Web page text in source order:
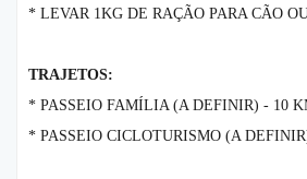
* LEVAR 1KG DE RAÇÃO PARA CÃO
TRAJETOS:
* PASSEIO FAMÍLIA (A DEFINIR) - 10
* PASSEIO CICLOTURISMO (A